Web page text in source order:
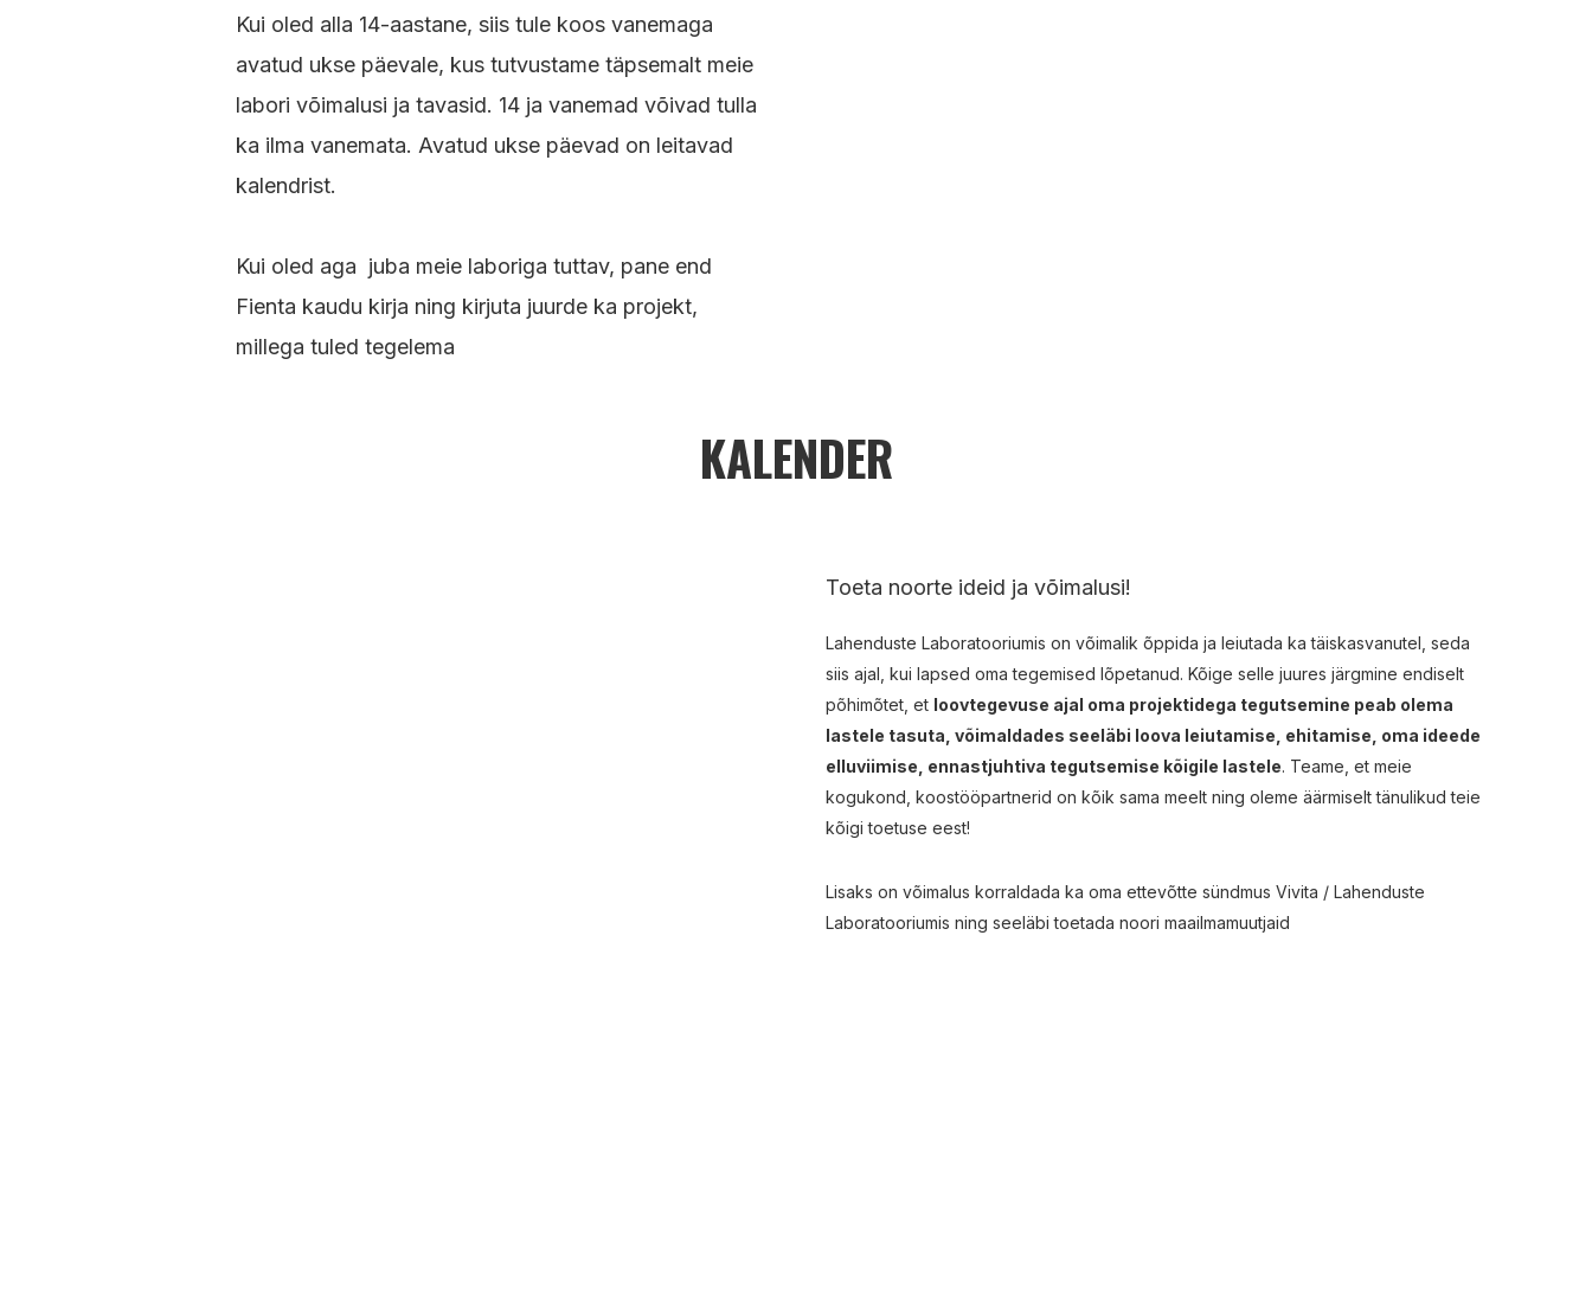
Kui oled alla 14-aastane, siis tule koos vanemaga
avatud ukse päevale, kus tutvustame täpsemalt meie
labori võimalusi ja tavasid. 14 ja vanemad võivad tulla
ka ilma vanemata. Avatud ukse päevad on leitavad
kalendrist.
Kui oled aga juba meie laboriga tuttav, pane end
Fienta kaudu kirja ning kirjuta juurde ka projekt,
millega tuled tegelema
KALENDER
Toeta noorte ideid ja võimalusi!
Lahenduste Laboratooriumis on võimalik õppida ja leiutada ka täiskasvanutel, seda
siis ajal, kui lapsed oma tegemised lõpetanud. Kõige selle juures järgmine endiselt
põhimõtet, et loovtegevuse ajal oma projektidega tegutsemine peab olema
lastele tasuta, võimaldades seeläbi loova leiutamise, ehitamise, oma ideede
elluviimise, ennastjuhtiva tegutsemise kõigile lastele. Teame, et meie
kogukond, koostööpartnerid on kõik sama meelt ning oleme äärmiselt tänulikud teie
kõigi toetuse eest!
Lisaks on võimalus korraldada ka oma ettevõtte sündmus Vivita / Lahenduste
Laboratooriumis ning seeläbi toetada noori maailmamuutjaid